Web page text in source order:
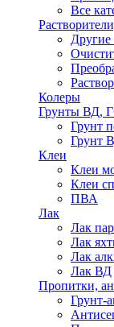
Все
Другие
Колеры
Грунты ВД,
Грунт
Грунт
Клеи
Клеи
Клеи
ПВА
Лак
Лак
Лак
Лак
Лак ВД
Пропитки,
Грунт-